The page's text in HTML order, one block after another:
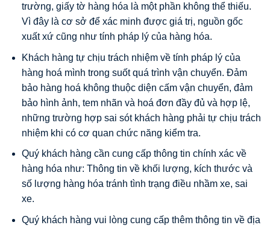
trường, giấy tờ hàng hóa là một phần không thể thiếu.
Vì đây là cơ sở để xác minh được giá trị, nguồn gốc
xuất xứ cũng như tính pháp lý của hàng hóa.
Khách hàng tự chịu trách nhiệm về tính pháp lý của
hàng hoá mình trong suốt quá trình vận chuyển. Đảm
bảo hàng hoá không thuộc diện cấm vận chuyển, đảm
bảo hình ảnh, tem nhãn và hoá đơn đầy đủ và hợp lệ,
những trường hợp sai sót khách hàng phải tự chịu trách
nhiệm khi có cơ quan chức năng kiểm tra.
Quý khách hàng cần cung cấp thông tin chính xác về
hàng hóa như: Thông tin về khối lượng, kích thước và
số lượng hàng hóa tránh tình trạng điều nhầm xe, sai
xe.
Quý khách hàng vui lòng cung cấp thêm thông tin về địa